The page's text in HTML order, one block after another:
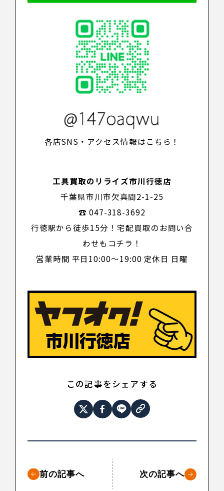
各店SNS・アクセス情報はこちら！
工具買取のリライズ市川行徳店
千葉県市川市欠真間2-1-25
☎ 047-318-3692
行徳駅から徒歩15分！宅配買取のお問い合
わせもコチラ！
営業時間 平日10:00～19:00 定休日 日曜
この記事をシェアする
前の記事へ 次の記事へ